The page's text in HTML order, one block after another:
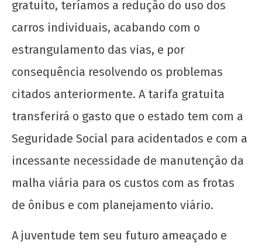
gratuito, teríamos a redução do uso dos
carros individuais, acabando com o
estrangulamento das vias, e por
consequência resolvendo os problemas
citados anteriormente. A tarifa gratuita
transferirá o gasto que o estado tem com a
Seguridade Social para acidentados e com a
incessante necessidade de manutenção da
malha viária para os custos com as frotas
de ônibus e com planejamento viário.
A juventude tem seu futuro ameaçado e